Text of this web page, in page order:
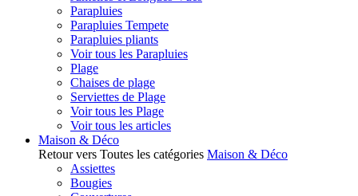
Parapluies
Parapluies Tempete
Parapluies pliants
Voir tous les Parapluies
Plage
Chaises de plage
Serviettes de Plage
Voir tous les Plage
Voir tous les articles
Maison & Déco
Retour vers Toutes les catégories Maison & Déco
Assiettes
Bougies